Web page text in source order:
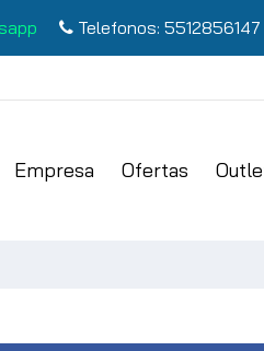
Telefonos: 5512856147
Empresa Ofertas